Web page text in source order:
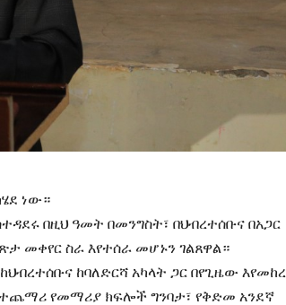
ነው።
በዚህ ዓመት በመንግስት፣ በህብረተሰቡና በአጋር
መቀየር ስራ እየተሰራ መሆኑን ገልጸዋል።
ከባለድርሻ አካላት ጋር በየጊዜው እየመከረ
የመማሪያ ክፍሎች ግንባታ፣ የቅድመ አንደኛ